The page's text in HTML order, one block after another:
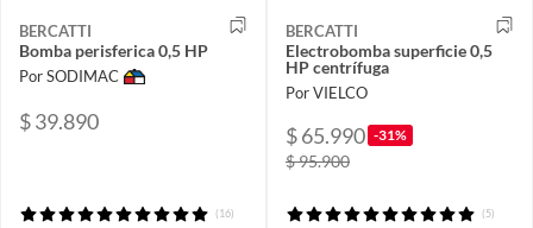
BERCATTI
Bomba perisferica 0,5 HP
Por SODIMAC
$ 39.890
(16)
BERCATTI
Electrobomba superficie 0,5
HP centrífuga
Por VIELCO
$ 65.990 -31%
$ 95.900
(5)